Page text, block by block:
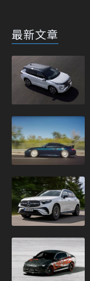
最新文章